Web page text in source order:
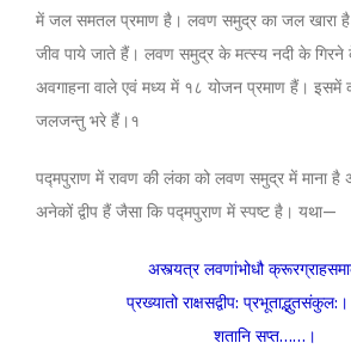
में जल समतल प्रमाण है। लवण समुद्र का जल खारा
जीव पाये जाते हैं। लवण समुद्र के मत्स्य नदी के
अवगाहना वाले एवं मध्य में १८ योजन प्रमाण हैं।
जलजन्तु भरे हैं।१
पद्मपुराण में रावण की लंका को लवण समुद्र में माना
अनेकों द्वीप हैं जैसा कि पद्मपुराण में स्पष्ट है। यथा—
अस्त्यत्र लवणांभोधौ
प्रख्यातो राक्षसद्वीप:
शतानि सप्त……।